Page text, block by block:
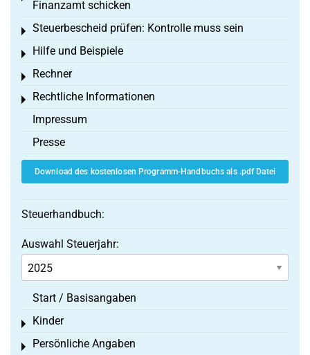
Finanzamt schicken
Steuerbescheid prüfen: Kontrolle muss sein
Toggle menu
Hilfe und Beispiele
Toggle menu
Rechner
Toggle menu
Rechtliche Informationen
Toggle menu
Impressum
Presse
Download des kostenlosen Programm-Handbuchs als .pdf Datei
Steuerhandbuch:
Auswahl Steuerjahr:
Start / Basisangaben
Kinder
Toggle menu
Persönliche Angaben
Toggle menu